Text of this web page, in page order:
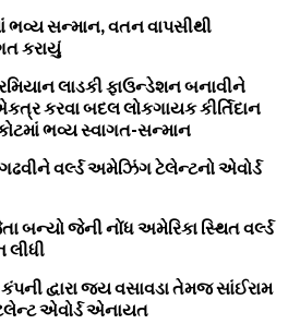
ભવ્ય સન્માન, વતન વાપસીથી
કરાયું
લાડકી ફાઉન્ડેશન બનાવીને
કરવા બદલ લોકગાયક કીર્તિદાન
ભવ્ય સ્વાગત-સન્માન
ગઢવીને વર્લ્ડ અમેઝિંગ ટેલેન્ટનો એવોર્ડ
બન્યો જેની નોંધ અમેરિકા સ્થિત વર્લ્ડ
દ્વારા જય વસાવડા તેમજ સાંઈરામ
એવોર્ડ એનાયત